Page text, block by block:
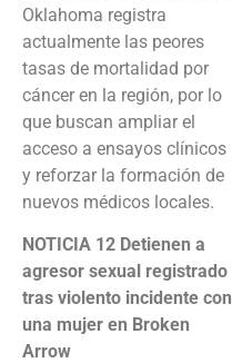
Oklahoma registra
actualmente las peores
tasas de mortalidad por
cáncer en la región, por lo
que buscan ampliar el
acceso a ensayos clínicos
y reforzar la formación de
nuevos médicos locales.
NOTICIA 12 Detienen a
agresor sexual registrado
tras violento incidente con
una mujer en Broken
Arrow